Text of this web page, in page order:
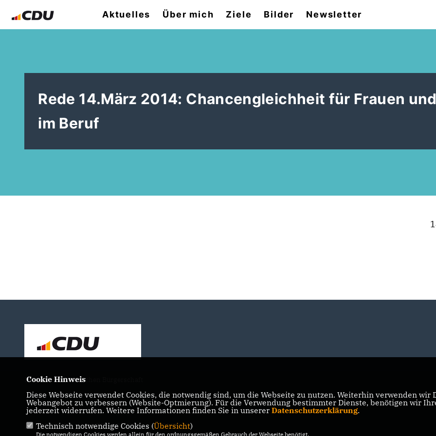
Aktuelles Über mich Ziele Bilder Newsletter
Rede 14.März 2014: Chancengleichheit für Frauen
im Beruf
Mitglied der Bremischen Bürgerschaft
IMPRESSUM DATENSCHUTZ KONTAKT
Cookie Hinweis
Diese Webseite verwendet Cookies, die notwendig sind, um die Webseite zu nutzen. Weiterhin verwenden
Webangebot zu verbessern (Website-Optmierung). Für die Verwendung bestimmter Dienste, benötigen wir
jederzeit widerrufen. Weitere Informationen finden Sie in unserer Datenschutzerklärung.
Technisch notwendige Cookies (Übersicht)
Die notwendigen Cookies werden allein für den ordnungsgemäßen Gebrauch der Webseite benötigt.